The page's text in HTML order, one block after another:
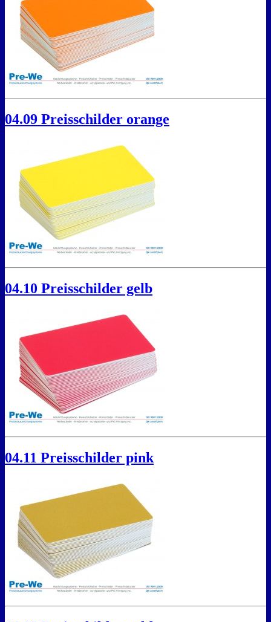
04.09 Preisschilder orange
04.10 Preisschilder gelb
04.11 Preisschilder pink